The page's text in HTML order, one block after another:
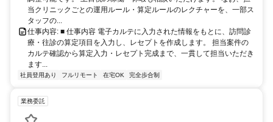
当クリニックごとの運用ルール・算定ルールのレクチャーを、一部ス
タッフの...
仕事内容: ■ 仕事内容 電子カルテに入力された情報をもとに、訪問診
療・往診の算定項目を入力し、レセプトを作成します。 担当案件の
カルテ確認から算定入力・レセプト完成まで、一貫して担当いただき
ます...
社員登用あり フルリモート 在宅OK 完全歩合制
業務委託